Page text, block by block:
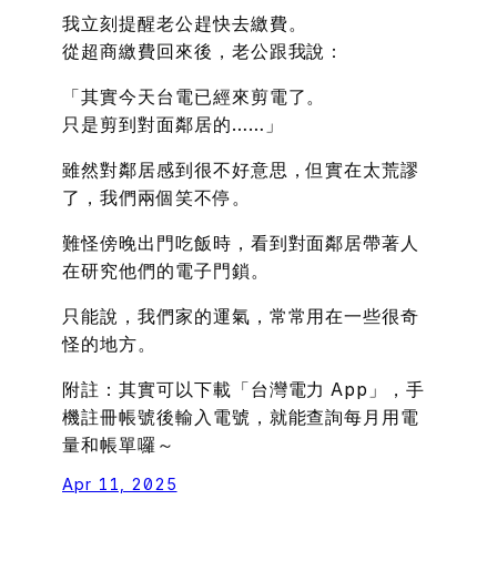
我立刻提醒老公趕快去繳費。
從超商繳費回來後，老公跟我說：
「其實今天台電已經來剪電了。
只是剪到對面鄰居的……」
雖然對鄰居感到很不好意思，但實在太荒謬
了，我們兩個笑不停。
難怪傍晚出門吃飯時，看到對面鄰居帶著人
在研究他們的電子門鎖。
只能說，我們家的運氣，常常用在一些很奇
怪的地方。
附註：其實可以下載「台灣電力 App」，手
機註冊帳號後輸入電號，就能查詢每月用電
量和帳單囉～
Apr 11, 2025